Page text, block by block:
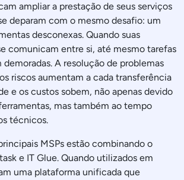
ampliar a prestação de seus serviços
deparam com o mesmo desafio: um
desconexas. Quando suas
comunicam entre si, até mesmo tarefas
A resolução de problemas
riscos aumentam a cada transferência
e os custos sobem, não apenas devido
mas também ao tempo
técnicos.
MSPs estão combinando o
e IT Glue. Quando utilizados em
uma plataforma unificada que